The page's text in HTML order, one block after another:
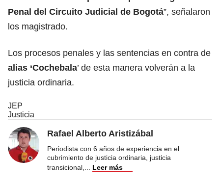
Penal del Circuito Judicial de Bogotá”, señalaron
los magistrado.
Los procesos penales y las sentencias en contra de
alias ‘Cochebala’ de esta manera volverán a la
justicia ordinaria.
JEP
Justicia
Rafael Alberto Aristizábal
Periodista con 6 años de experiencia en el
cubrimiento de justicia ordinaria, justicia
transicional,
Leer más